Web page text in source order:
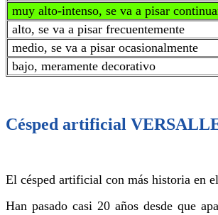
muy alto-intenso, se va a pisar
alto, se va a pisar frecuentemente
medio, se va a pisar ocasionalmente
bajo, meramente decorativo
Césped artificial
El césped artificial con más historia en
Han pasado casi 20 años desde que